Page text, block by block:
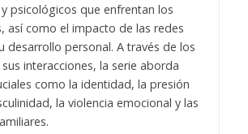
psicológicos que enfrentan los
así como el impacto de las redes
desarrollo personal. A través de los
interacciones, la serie aborda
como la identidad, la presión
la violencia emocional y las